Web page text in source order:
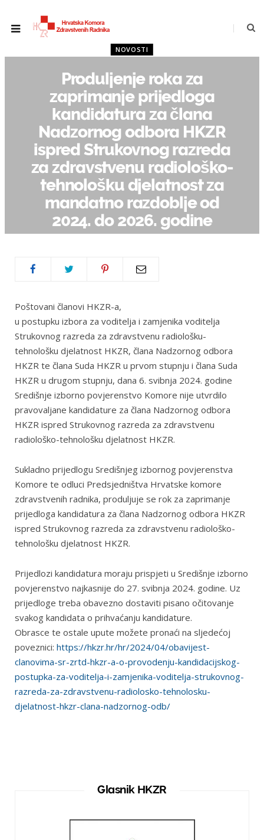
NOVOSTI
Produljenje roka za
zaprimanje prijedloga
kandidatura za člana
Nadzornog odbora HKZR
ispred Strukovnog razreda
za zdravstvenu radiološko-
tehnološku djelatnost za
mandatno razdoblje od
2024. do 2026. godine
Poštovani članovi HKZR-a,
u postupku izbora za voditelja i zamjenika voditelja
Strukovnog razreda za zdravstvenu radiološku-
tehnološku djelatnost HKZR, člana Nadzornog odbora
HKZR te člana Suda HKZR u prvom stupnju i člana Suda
HKZR u drugom stupnju, dana 6. svibnja 2024. godine
Središnje izborno povjerenstvo Komore nije utvrdilo
pravovaljane kandidature za člana Nadzornog odbora
HKZR ispred Strukovnog razreda za zdravstvenu
radiološko-tehnološku djelatnost HKZR.
Sukladno prijedlogu Središnjeg izbornog povjerenstva
Komore te odluci Predsjedništva Hrvatske komore
zdravstvenih radnika, produljuje se rok za zaprimanje
prijedloga kandidatura za člana Nadzornog odbora HKZR
ispred Strukovnog razreda za zdravstvenu radiološko-
tehnološku djelatnost HKZR.
Prijedlozi kandidatura moraju prispjeti u Središnje izborno
povjerenstvo najkasnije do 27. svibnja 2024. godine. Uz
prijedloge treba obavezno dostaviti pisano očitovanje
svakog kandidata o prihvaćanju kandidature.
Obrasce te ostale upute možete pronaći na sljedećoj
poveznici: https://hkzr.hr/hr/2024/04/obavijest-
clanovima-sr-zrtd-hkzr-a-o-provodenju-kandidacijskog-
postupka-za-voditelja-i-zamjenika-voditelja-strukovnog-
razreda-za-zdravstvenu-radiolosko-tehnolosku-
djelatnost-hkzr-clana-nadzornog-odb/
Glasnik HKZR